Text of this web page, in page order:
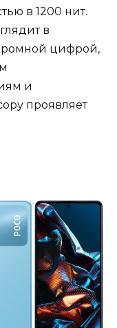
в 1200 нит.
в
цифрой,
и
проявляет